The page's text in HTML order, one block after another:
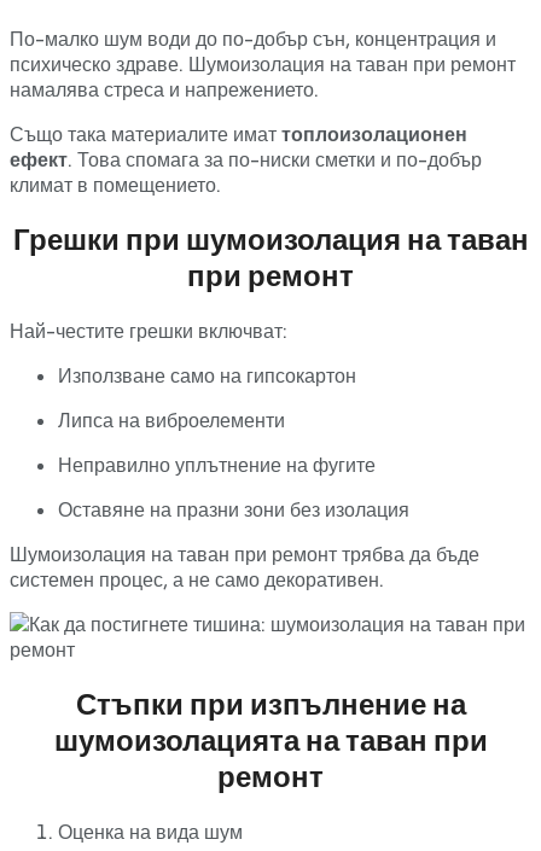
По-малко шум води до по-добърсън, концентрация и
психическоздраве. Шумоизолация натаван при ремонт
намалявастреса и напрежението.
Същотака материалите иматтоплоизолационен
ефект. Товаспомагаза по-ниски сметки и по-добър
климат в помещението.
Грешки при шумоизолация натаван
при ремонт
Най-честите грешки включват:
Използванесамо на гипсокартон
Липса на виброелементи
Неправилноуплътнение нафугите
Оставяне на празни зони без изолация
Шумоизолация натаван при ремонттрябвада бъде
системен процес, а несамодекоративен.
Стъпки при изпълнение на
шумоизолациятанатаван при
ремонт
Оценка на вида шум